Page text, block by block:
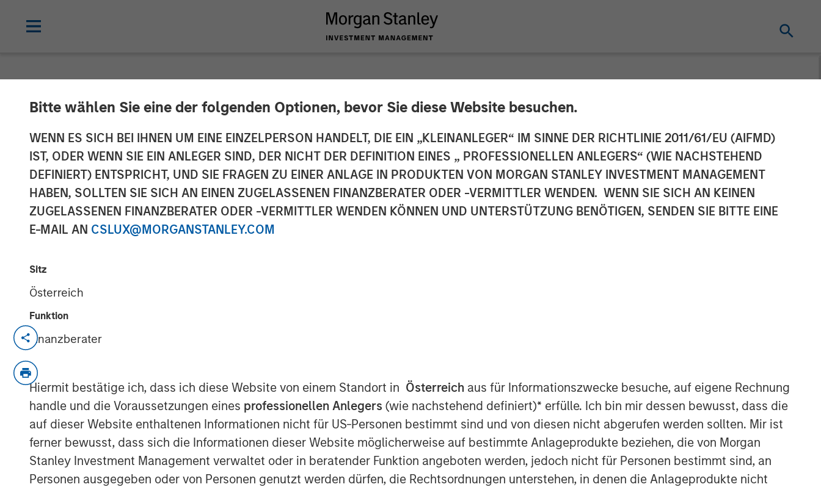
Bitte wählen Sie eine der folgenden Optionen, bevor Sie diese Website besuchen.
WENN ES SICH BEI IHNEN UM EINE EINZELPERSON HANDELT, DIE EIN „KLEINANLEGER“ IM SINNE DER RICHTLINIE 2011/61/EU (AIFMD)
IST, ODER WENN SIE EIN ANLEGER SIND, DER NICHT DER DEFINITION EINES „ PROFESSIONELLEN ANLEGERS“ (WIE NACHSTEHEND
DEFINIERT) ENTSPRICHT, UND SIE FRAGEN ZU EINER ANLAGE IN PRODUKTEN VON MORGAN STANLEY INVESTMENT MANAGEMENT
HABEN, SOLLTEN SIE SICH AN EINEN ZUGELASSENEN FINANZBERATER ODER -VERMITTLER WENDEN. WENN SIE SICH AN KEINEN
ZUGELASSENEN FINANZBERATER ODER -VERMITTLER WENDEN KÖNNEN UND UNTERSTÜTZUNG BENÖTIGEN, SENDEN SIE BITTE EINE
E-MAIL AN CSLUX@MORGANSTANLEY.COM
Sitz
Österreich
Funktion
Finanzberater
Hiermit bestätige ich, dass ich diese Website von einem Standort in Österreich aus für Informationszwecke besuche, auf eigene Rechnung
handle und die Voraussetzungen eines professionellen Anlegers (wie nachstehend definiert)* erfülle. Ich bin mir dessen bewusst, dass die
auf dieser Website enthaltenen Informationen nicht für US-Personen bestimmt sind und von diesen nicht abgerufen werden sollten. Mir ist
ferner bewusst, dass sich die Informationen dieser Website möglicherweise auf bestimmte Anlageprodukte beziehen, die von Morgan
Stanley Investment Management verwaltet oder in beratender Funktion angeboten werden, jedoch nicht für Personen bestimmt sind, an
Personen ausgegeben oder von Personen genutzt werden dürfen, die Rechtsordnungen unterstehen, in denen die Anlageprodukte nicht
Fetch Secures $50 Million from Morgan Stanley
Private Credit After Achieving Profitability,
Signaling Strong Growth Ahead
Evolved capital structure and investment in industry-leading talent will
Fetch, America's Rewards App, has secured $50 million in debt financing from
investment funds managed by Morgan Stanley Private Credit. This infusion of
capital will prime Fetch for another year of aggressive growth as the now-
profitable company accelerates its journey to become the world’s first
rewards-for-everything platform.
across Direct Lending and
Opportunistic Credit strategies. Our
experienced team provides flexible,
patient, long-term capital to leading
owner-operated and private equity-
backed businesses.